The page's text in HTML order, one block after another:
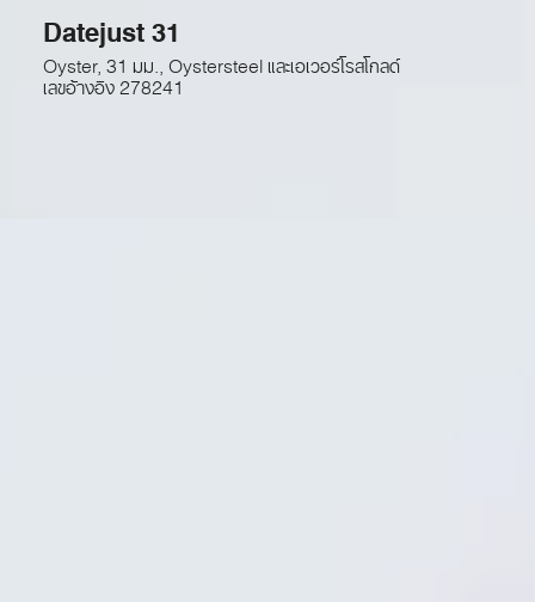
Datejust 31
Oyster, 31 มม., Oystersteel และเอเวอร์โรสโกลด์
เลขอ้างอิง278241